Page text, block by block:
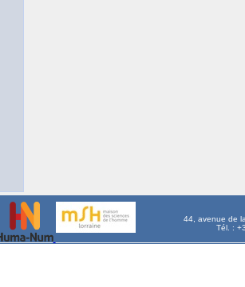
44, avenue de
Tél. :